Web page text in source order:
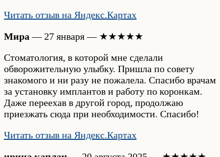
Читать отзыв на Яндекс.Картах
Мира— 27 января — ★★★★★
Стоматология, в которой мне сделали
обворожительную улыбку. Пришла по совету
знакомого и ни разу не пожалела. Спасибо врачам
за установку имплантов и работу по коронкам.
Даже переехав в другой город, продолжаю
приезжать сюда при необходимости. Спасибо!
Читать отзыв на Яндекс.Картах